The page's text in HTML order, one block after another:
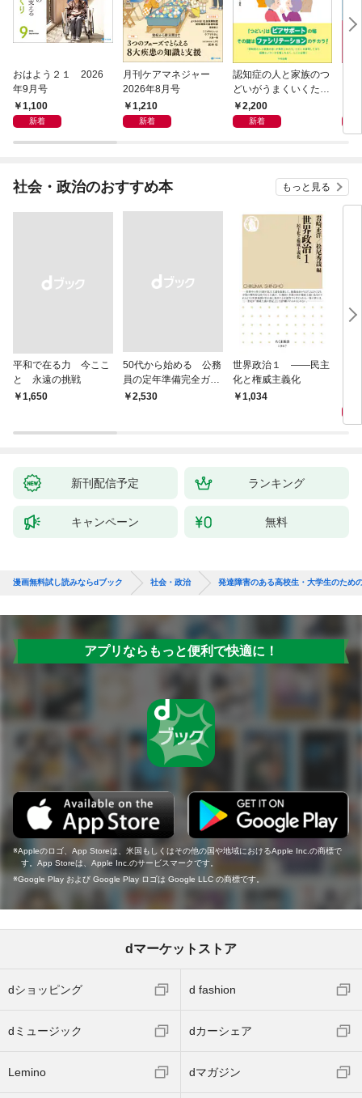
おはよう２１ 2026
年9月号
1,100
新着
月刊ケアマネジャー
2026年8月号
1,210
新着
認知症の人と家族のつ
どいがうまくいくため
の ファシリテーショ
ン技術
2,200
新着
社会・政治のおすすめ本 もっと見る
平和で在る力 今ここ
と 永遠の挑戦
￥1,650
50代から始める 公務
員の定年準備完全ガイ
ド
￥2,530
世界政治１ ――民主
化と権威主義化
1,034
新刊配信予定 ランキング
キャンペーン 無料
漫画無料試し読みならdブック 社会・政治 発達障害のある高校生・大学生のため
アプリならもっと便利で快適に！
Appleのロゴ、App Storeは、米国もしくはその他の国や地域におけるApple Inc.の商標で
す。App Storeは、Apple Inc.のサービスマークです。
Google Play および Google Play ロゴは Google LLC の商標です。
dマーケットストア
dショッピング d fashion
dミュージック dカーシェア
Lemino dマガジン